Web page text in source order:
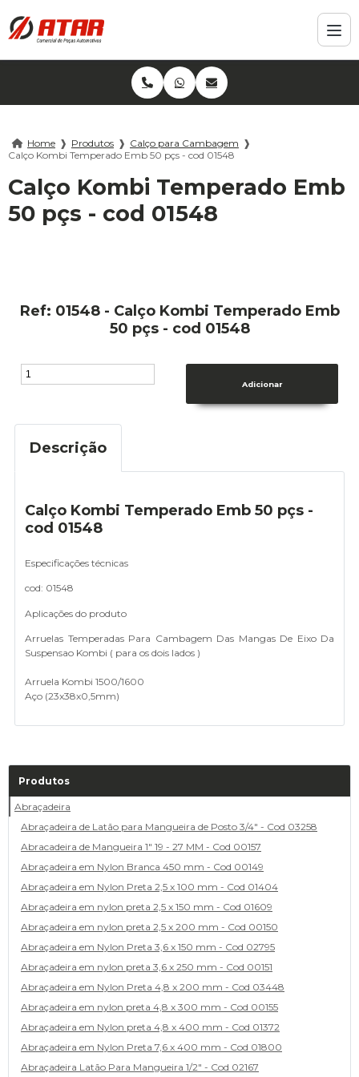
Home ❱ Produtos ❱ Calço para Cambagem ❱
Calço Kombi Temperado Emb 50 pçs - cod 01548
Calço Kombi Temperado Emb
50 pçs - cod 01548
Ref: 01548 - Calço Kombi Temperado Emb
50 pçs - cod 01548
Descrição
Calço Kombi Temperado Emb 50 pçs -
cod 01548
Especificações técnicas
cod: 01548
Aplicações do produto
Arruelas Temperadas Para Cambagem Das Mangas De Eixo Da
Suspensao Kombi ( para os dois lados )
Arruela Kombi 1500/1600
Aço (23x38x0,5mm)
Produtos
Abraçadeira
Abraçadeira de Latão para Mangueira de Posto 3/4" - Cod 03258
Abracadeira de Mangueira 1" 19 - 27 MM - Cod 00157
Abraçadeira em Nylon Branca 450 mm - Cod 00149
Abraçadeira em Nylon Preta 2,5 x 100 mm - Cod 01404
Abraçadeira em nylon preta 2,5 x 150 mm - Cod 01609
Abraçadeira em nylon preta 2,5 x 200 mm - Cod 00150
Abraçadeira em Nylon Preta 3,6 x 150 mm - Cod 02795
Abraçadeira em nylon preta 3,6 x 250 mm - Cod 00151
Abraçadeira em Nylon Preta 4,8 x 200 mm - Cod 03448
Abraçadeira em nylon preta 4,8 x 300 mm - Cod 00155
Abraçadeira em Nylon preta 4,8 x 400 mm - Cod 01372
Abraçadeira em Nylon Preta 7,6 x 400 mm - Cod 01800
Abraçadeira Latão Para Mangueira 1/2" - Cod 02167